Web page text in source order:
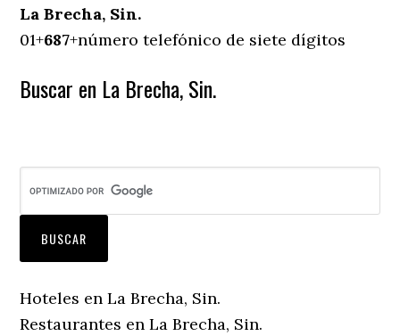
La Brecha, Sin.
01+687+número telefónico de siete dígitos
Buscar en La Brecha, Sin.
Hoteles en La Brecha, Sin.
Restaurantes en La Brecha, Sin.